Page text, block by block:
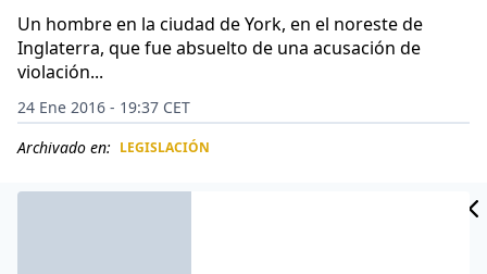
Un hombre en la ciudad de York, en el noreste de
Inglaterra, que fue absuelto de una acusación de
violación...
24 Ene 2016 - 19:37 CET
Archivado en: LEGISLACIÓN